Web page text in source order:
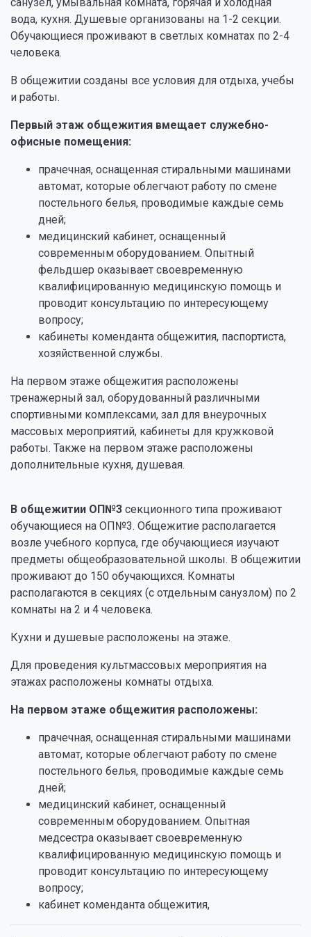
вода, кухня. Душевые организованы на 1-2 секции.
Обучающиеся проживают в светлых комнатах по 2-4
человека.
В общежитии созданы все условия для отдыха, учебы
и работы.
Первый этаж общежития вмещает служебно-
офисные помещения:
прачечная, оснащенная стиральными машинами
автомат, которые облегчают работу по смене
постельного белья, проводимые каждые семь
дней;
медицинский кабинет, оснащенный
современным оборудованием. Опытный
фельдшер оказывает своевременную
квалифицированную медицинскую помощь и
проводит консультацию по интересующему
вопросу;
кабинеты коменданта общежития, паспортиста,
хозяйственной службы.
На первом этаже общежития расположены
тренажерный зал, оборудованный различными
спортивными комплексами, зал для внеурочных
массовых мероприятий, кабинеты для кружковой
работы. Также на первом этаже расположены
дополнительные кухня, душевая.
В общежитии ОП№3 секционного типа проживают
обучающиеся на ОП№3. Общежитие располагается
возле учебного корпуса, где обучающиеся изучают
предметы общеобразовательной школы. В общежитии
проживают до 150 обучающихся. Комнаты
располагаются в секциях (с отдельным санузлом) по 2
комнаты на 2 и 4 человека.
Кухни и душевые расположены на этаже.
Для проведения культмассовых мероприятия на
этажах расположены комнаты отдыха.
На первом этаже общежития расположены:
прачечная, оснащенная стиральными машинами
автомат, которые облегчают работу по смене
постельного белья, проводимые каждые семь
дней;
медицинский кабинет, оснащенный
современным оборудованием. Опытная
медсестра оказывает своевременную
квалифицированную медицинскую помощь и
проводит консультацию по интересующему
вопросу;
кабинет коменданта общежития,